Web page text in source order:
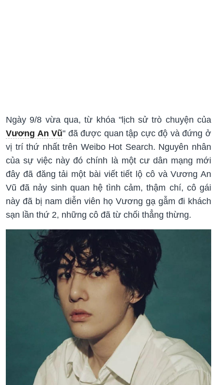
Ngày 9/8 vừa qua, từ khóa "lịch sử trò chuyện của
Vương An Vũ" đã được quan tập cực độ và đứng ở
vị trí thứ nhất trên Weibo Hot Search. Nguyên nhân
của sự việc này đó chính là một cư dân mạng mới
đây đã đăng tải một bài viết tiết lộ cô và Vương An
Vũ đã nảy sinh quan hệ tình cảm, thậm chí, cô gái
này đã bị nam diễn viên họ Vương gạ gẫm đi khách
sạn lần thứ 2, những cô đã từ chối thẳng thừng.